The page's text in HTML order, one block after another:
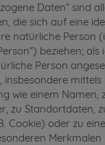
Daten“ sind
die sich auf eine
natürliche Person
beziehen;
Person
insbesondere
wie einem Namen,
zu Standortdaten,
Cookie) oder zu